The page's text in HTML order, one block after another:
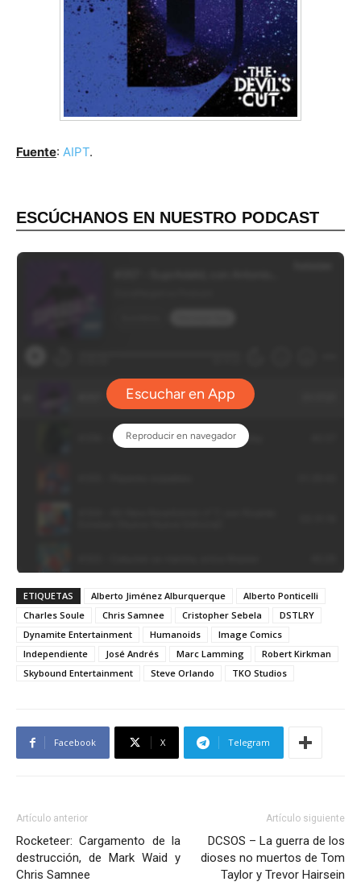
Fuente: AIPT.
ESCÚCHANOS EN NUESTRO PODCAST
ETIQUETAS Alberto Jiménez Alburquerque
Alberto Ponticelli
Charles Soule
Chris Samnee Cristopher Sebela
DSTLRY
Dynamite Entertainment
Humanoids
Image Comics
Independiente
José Andrés Marc Lamming
Robert Kirkman
Skybound Entertainment
Steve Orlando TKO Studios
Facebook X Telegram
Artículo anterior
Rocketeer: Cargamento de la
destrucción, de Mark Waid y
Chris Samnee
Artículo siguiente
DCSOS – La guerra de los
dioses no muertos de Tom
Taylor y Trevor Hairsein